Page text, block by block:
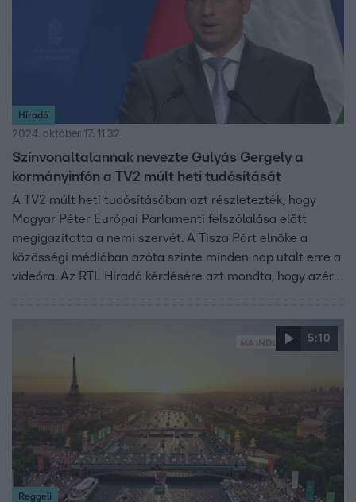
Híradó
2024. október 17. 11:32
Színvonaltalannak nevezte Gulyás Gergely a
kormányinfón a TV2 múlt heti tudósítását
A TV2 múlt heti tudósításában azt részletezték, hogy
Magyar Péter Európai Parlamenti felszólalása előtt
megigazította a nemi szervét. A Tisza Párt elnöke a
közösségi médiában azóta szinte minden nap utalt erre a
videóra. Az RTL Híradó kérdésére azt mondta, hogy azért,
5:10
Reggeli